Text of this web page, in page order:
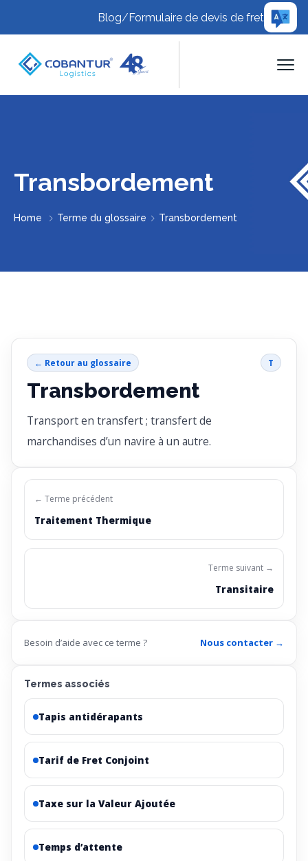
Blog/Formulaire de devis de fret
Transbordement
Home Terme du glossaire Transbordement
← Retour au glossaire T
Transbordement
Transport en transfert ; transfert de
marchandises d’un navire à un autre.
← Terme précédent
Traitement Thermique
Terme suivant →
Transitaire
Besoin d’aide avec ce terme ? Nous contacter →
Termes associés
Tapis antidérapants
Tarif de Fret Conjoint
Taxe sur la Valeur Ajoutée
Temps d’attente